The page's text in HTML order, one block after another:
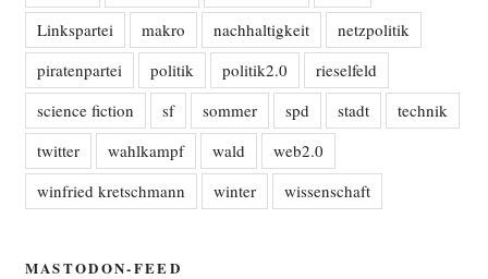
Linkspartei
makro nachhaltigkeit
netzpolitik
piratenpartei
politik politik2.0
rieselfeld
science fiction
sf sommer spd stadt
technik
twitter
wahlkampf wald
web2.0
winfried kretschmann
winter wissenschaft
MASTODON-FEED